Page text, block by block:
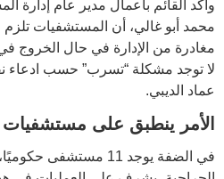
وأكد القائم بأعمال مدير عام إدارة
محمد أبو غالي، أن المستشفيات تلزم
مغادرة من الإدارة في حال الخروج في
لا توجد مشكلة “تسرب” حسب ادعاء
عماد الديبي.
الأمر ينطبق على مستشفيات
في الضفة يوجد 11